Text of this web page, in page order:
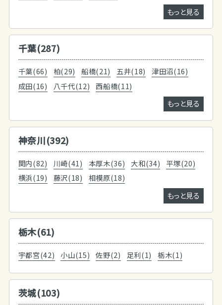
もっと見る
千葉(287)
千葉(66) 柏(29) 船橋(21) 五井(18)
津田沼(16)
成田(16)
八千代(12)
西船橋(11)
もっと見る
神奈川(392)
関内(82) 川崎(41) 本厚木(36) 大和(34)
平塚(20)
横浜(19)
藤沢(18)
相模原(18)
もっと見る
栃木(61)
宇都宮(42) 小山(15) 佐野(2) 足利(1) 栃木(1)
茨城(103)